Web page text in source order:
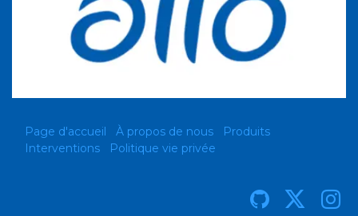
Page d'accueil À propos de nous
Produits
Interventions
Politique vie privée